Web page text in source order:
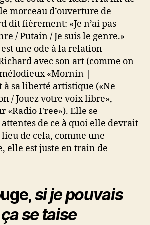
morceau d’ouverture de
dit fièrement: «Je n’ai pas
/ Putain / Je suis le genre.»
est une ode à la relation
avec son art (comme on
«Mornin |
à sa liberté artistique («Ne
/ Jouez votre voix libre»,
«Radio Free»). Elle se
attentes de ce à quoi elle devrait
de cela, comme une
elle est juste en train de
si je pouvais
se taise